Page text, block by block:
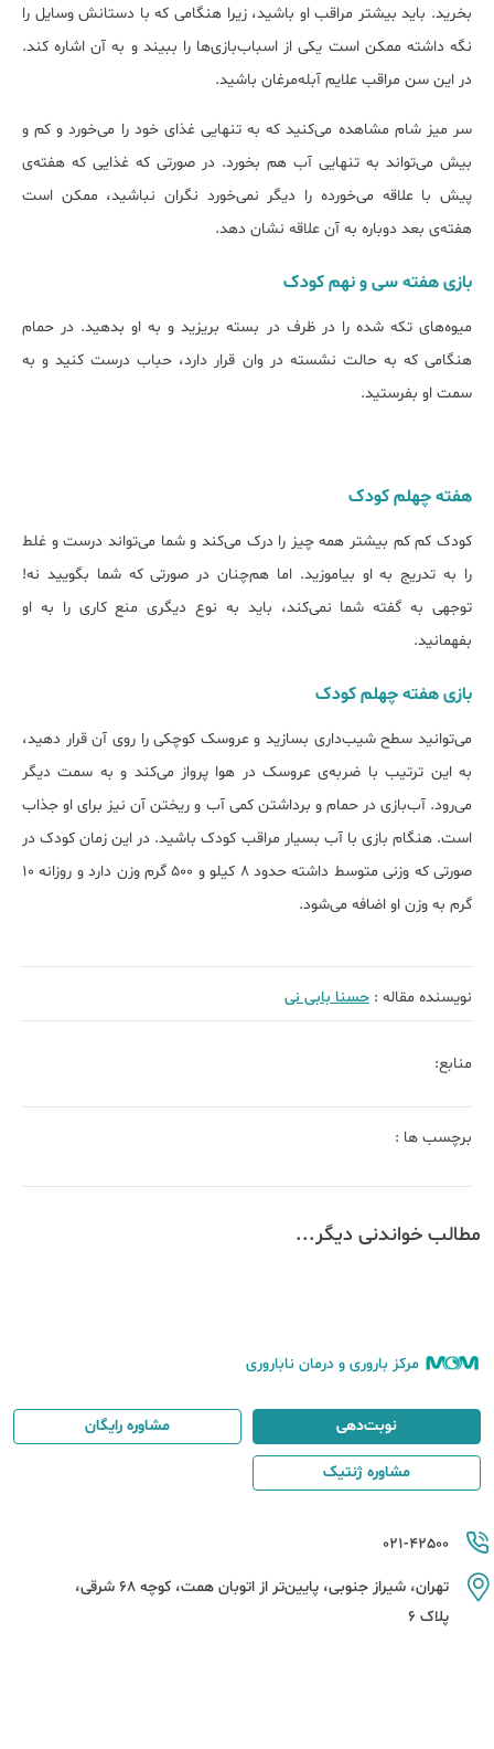
بخرید. باید بیشتر مراقب او باشید، زیرا هنگامی که با دستانش وسایل را
نگه داشته ممکن است یکی از اسباب‌بازی‌ها را ببیند و به آن اشاره کند.
در این سن مراقب علایم آبله‌مرغان باشید.
سر میز شام مشاهده می‌کنید که به تنهایی غذای خود را می‌خورد و کم و
بیش می‌تواند به تنهایی آب هم بخورد. در صورتی که غذایی که هفته‌ی
پیش با علاقه می‌خورده را دیگر نمی‌خورد نگران نباشید، ممکن است
هفته‌ی بعد دوباره به آن علاقه نشان دهد.
بازی هفته‌ سی و نهم کودک
میوه‌های تکه شده را در ظرف در بسته بریزید و به او بدهید. در حمام
هنگامی که به حالت نشسته در وان قرار دارد، حباب درست کنید و به
سمت او بفرستید.
هفته‌ چهلم کودک
کودک کم کم بیشتر همه چیز را درک می‌کند و شما می‌تواند درست و غلط
را به تدریج به او بیاموزید. اما هم‌چنان در صورتی که شما بگویید نه!
توجهی به گفته شما نمی‌کند، باید به نوع دیگری منع کاری را به او
بفهمانید.
بازی هفته‌ چهلم کودک
می‌توانید سطح شیب‌داری بسازید و عروسک کوچکی را روی آن قرار دهید،
به این ترتیب با ضربه‌ی عروسک در هوا پرواز می‌کند و به سمت دیگر
می‌رود. آب‌بازی در حمام و برداشتن کمی آب و ریختن آن نیز برای او جذاب
است. هنگام بازی با آب بسیار مراقب کودک باشید. در این زمان کودک در
صورتی که وزنی متوسط داشته حدود 8 کیلو و 500 گرم وزن دارد و روزانه 10
گرم به وزن او اضافه می‌شود.
نویسنده مقاله : حسنا بابی نی
منابع:
برچسب ها :
مطالب خواندنی دیگر...
مرکز باروری و درمان ناباروری
021-42500
تهران، شیراز جنوبی، پایین‌تر از اتوبان همت، کوچه 68 شرقی،
پلاک 6
نوبت‌دهی مشاوره رایگان
مشاوره ژنتیک